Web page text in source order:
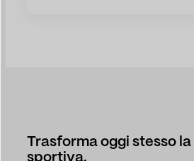
Trasforma oggi stesso
sportiva.